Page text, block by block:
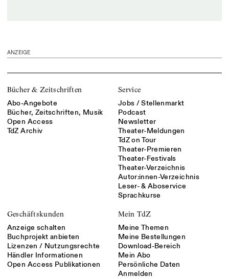
ANZEIGE
Bücher & Zeitschriften
Abo-Angebote
Bücher, Zeitschriften, Musik
Open Access
TdZ Archiv
Service
Jobs / Stellenmarkt
Podcast
Newsletter
Theater-Meldungen
TdZ on Tour
Theater-Premieren
Theater-Festivals
Theater-Verzeichnis
Autor:innen-Verzeichnis
Leser- & Aboservice
Sprachkurse
Geschäftskunden
Anzeige schalten
Buchprojekt anbieten
Lizenzen / Nutzungsrechte
Händler Informationen
Open Access Publikationen
Mein TdZ
Meine Themen
Meine Bestellungen
Download-Bereich
Mein Abo
Persönliche Daten
Anmelden